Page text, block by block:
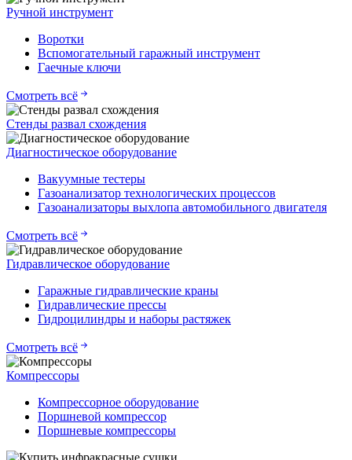
Ручной инструмент
Воротки
Вспомогательный гаражный инструмент
Гаечные ключи
Смотреть всё
Стенды развал схождения
Диагностическое оборудование
Вакуумные тестеры
Газоанализатор технологических процессов
Газоанализаторы выхлопа автомобильного двигателя
Смотреть всё
Гидравлическое оборудование
Гаражные гидравлические краны
Гидравлические прессы
Гидроцилиндры и наборы растяжек
Смотреть всё
Компрессоры
Компрессорное оборудование
Поршневой компрессор
Поршневые компрессоры